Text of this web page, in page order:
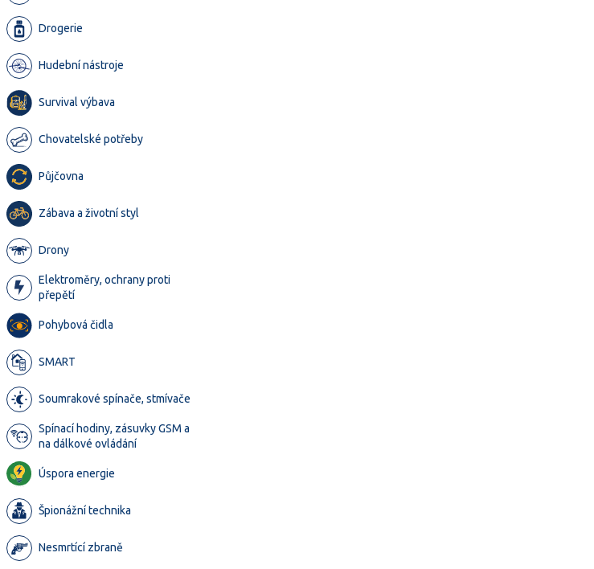
Drogerie
Hudební nástroje
Survival výbava
Chovatelské potřeby
Půjčovna
Zábava a životní styl
Drony
Elektroměry, ochrany proti
přepětí
Pohybová čidla
SMART
Soumrakové spínače, stmívače
Spínací hodiny, zásuvky GSM a
na dálkové ovládání
Úspora energie
Špionážní technika
Nesmrtící zbraně